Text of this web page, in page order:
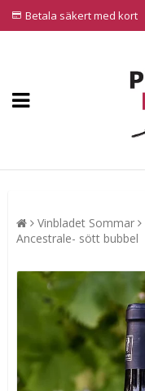
Betala säkert med kort
Vinbladet Sommar
Ancestrale- sött bubbel